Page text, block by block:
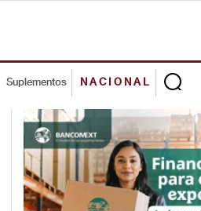
Suplementos NACIONAL